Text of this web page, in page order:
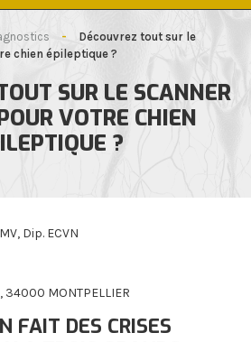
-
Découvrez tout sur le
chien épileptique ?
SUR LE SCANNER
VOTRE CHIEN
?
Dip. ECVN
MONTPELLIER
FAIT DES CRISES